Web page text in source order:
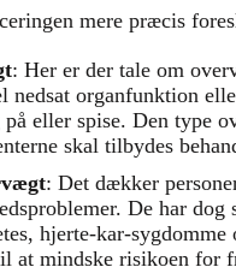
mere præcis
: Her er der tale om
nedsat organfunktion
eller spise. Den type
skal tilbydes
: Det dækker
De har
hjerte-kar-
at mindske risikoen for